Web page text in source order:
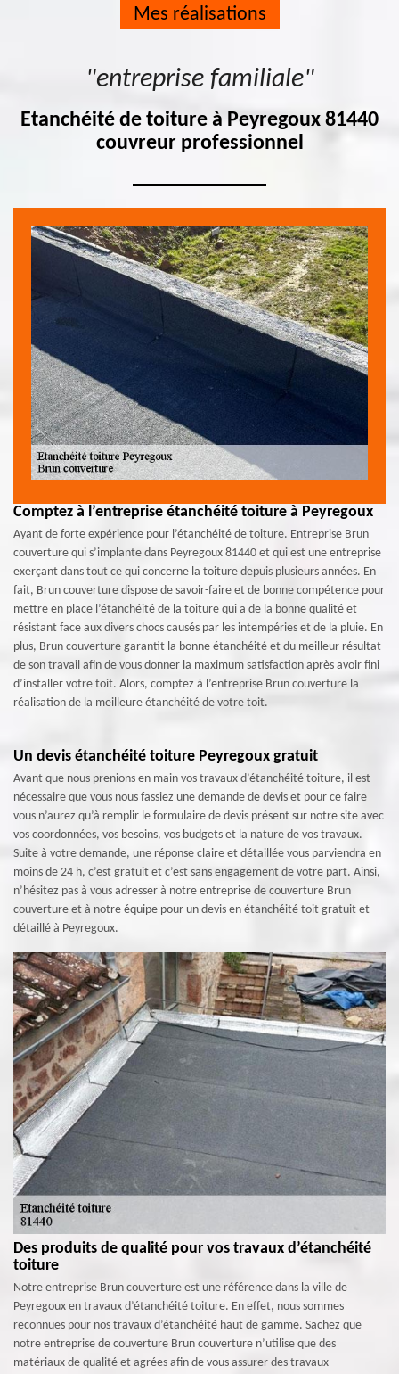
Mes réalisations
"entreprise familiale"
Etanchéité de toiture à Peyregoux 81440
couvreur professionnel
Comptez à l’entreprise étanchéité toiture à Peyregoux
Ayant de forte expérience pour l’étanchéité de toiture. Entreprise Brun
couverture qui s’implante dans Peyregoux 81440 et qui est une entreprise
exerçant dans tout ce qui concerne la toiture depuis plusieurs années. En
fait, Brun couverture dispose de savoir-faire et de bonne compétence pour
mettre en place l’étanchéité de la toiture qui a de la bonne qualité et
résistant face aux divers chocs causés par les intempéries et de la pluie. En
plus, Brun couverture garantit la bonne étanchéité et du meilleur résultat
de son travail afin de vous donner la maximum satisfaction après avoir fini
d’installer votre toit. Alors, comptez à l’entreprise Brun couverture la
réalisation de la meilleure étanchéité de votre toit.
Un devis étanchéité toiture Peyregoux gratuit
Avant que nous prenions en main vos travaux d’étanchéité toiture, il est
nécessaire que vous nous fassiez une demande de devis et pour ce faire
vous n’aurez qu’à remplir le formulaire de devis présent sur notre site avec
vos coordonnées, vos besoins, vos budgets et la nature de vos travaux.
Suite à votre demande, une réponse claire et détaillée vous parviendra en
moins de 24 h, c’est gratuit et c’est sans engagement de votre part. Ainsi,
n’hésitez pas à vous adresser à notre entreprise de couverture Brun
couverture et à notre équipe pour un devis en étanchéité toit gratuit et
détaillé à Peyregoux.
Des produits de qualité pour vos travaux d’étanchéité
toiture
Notre entreprise Brun couverture est une référence dans la ville de
Peyregoux en travaux d’étanchéité toiture. En effet, nous sommes
reconnues pour nos travaux d’étanchéité haut de gamme. Sachez que
notre entreprise de couverture Brun couverture n’utilise que des
matériaux de qualité et agrées afin de vous assurer des travaux